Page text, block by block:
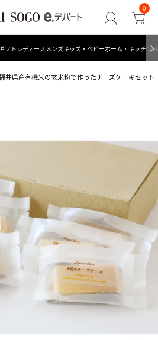
0
ギフト レディース メンズキッズ・ベビーホーム・キッチン
井県産有機米の玄米粉で作ったチーズケーキセット